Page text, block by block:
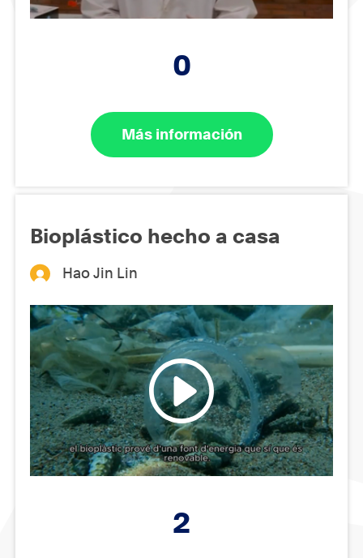
0
Más información
Bioplástico hecho a casa
Hao Jin Lin
2